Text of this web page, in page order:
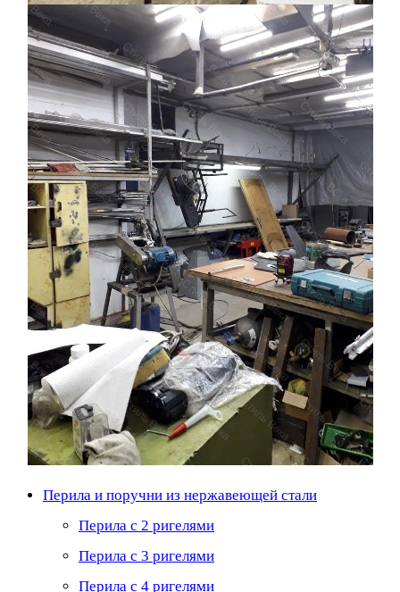
Перила и поручни из нержавеющей стали
Перила с 2 ригелями
Перила с 3 ригелями
Перила с 4 ригелями